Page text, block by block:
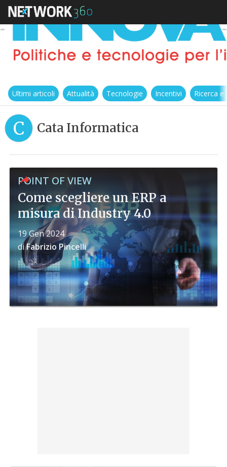
Ultimi articoli Attualità Tecnologie Incentivi Ricerca
C Cata Informatica
POINT OF VIEW
Come scegliere un ERP a
misura di Industry 4.0
19 Gen 2024
diFabrizio Pincelli